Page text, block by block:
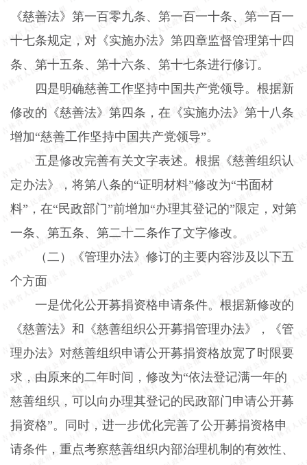
《慈善法》第一百零九条、第一百一十条、第一百一
十七条规定，对《实施办法》第四章监督管理第十四
条、第十五条、第十六条、第十七条进行修订。
四是明确慈善工作坚持中国共产党领导。根据新
修改的《慈善法》第四条，在《实施办法》第十八条
增加“慈善工作坚持中国共产党领导”。
五是修改完善有关文字表述。根据《慈善组织认
定办法》，将第八条的“证明材料”修改为“书面材
料”，在“民政部门”前增加“办理其登记的”限定，对第
一条、第五条、第二十二条作了文字修改。
（二）《管理办法》修订的主要内容涉及以下五
个方面
一是优化公开募捐资格申请条件。根据新修改的
《慈善法》和《慈善组织公开募捐管理办法》，《管
理办法》对慈善组织申请公开募捐资格放宽了时限要
求，由原来的二年时间，修改为“依法登记满一年的
慈善组织，可以向办理其登记的民政部门申请公开募
捐资格”。同时，进一步优化完善了公开募捐资格申
请条件，重点考察慈善组织内部治理机制的有效性、